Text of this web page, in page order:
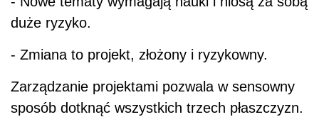
duże ryzyko.
- Zmiana to projekt, złożony i ryzykowny.
Zarządzanie projektami pozwala w sensowny
sposób dotknąć wszystkich trzech płaszczyzn.